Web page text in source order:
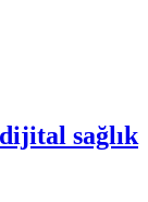
sağlık